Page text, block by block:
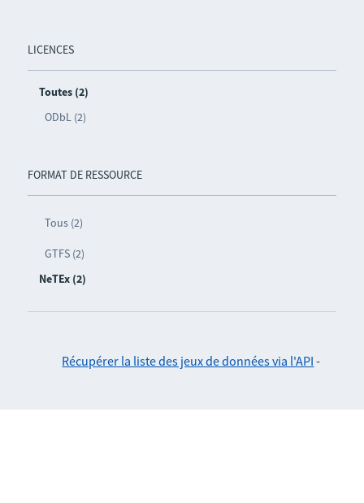
LICENCES
Toutes (2)
ODbL (2)
FORMAT DE RESSOURCE
Tous (2)
GTFS (2)
NeTEx (2)
Récupérer la liste des jeux de données via l'API -